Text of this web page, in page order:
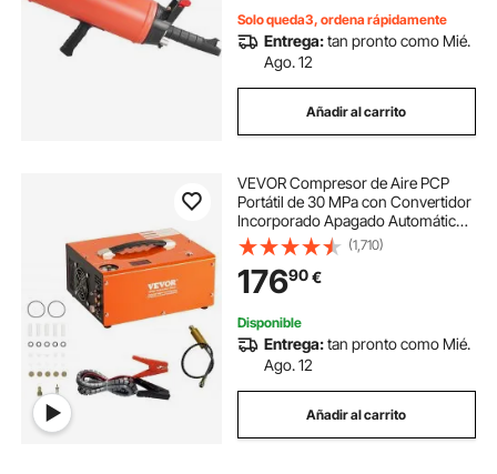
Solo queda3, ordena rápidamente
Entrega:tan pronto como Mié.
Ago. 12
Añadir al carrito
VEVOR Compresor de Aire PCP
Portátil de 30 MPa con Convertidor
Incorporado Apagado Automático
CC 12V/CA 230V Motor de 300W
Bomba de Tanque de Paintball sin
Aceite para Pistola de Aire, Tanque
de Buceo
(1,710)
17690€
Disponible
Entrega:tan pronto como Mié.
Ago. 12
Añadir al carrito